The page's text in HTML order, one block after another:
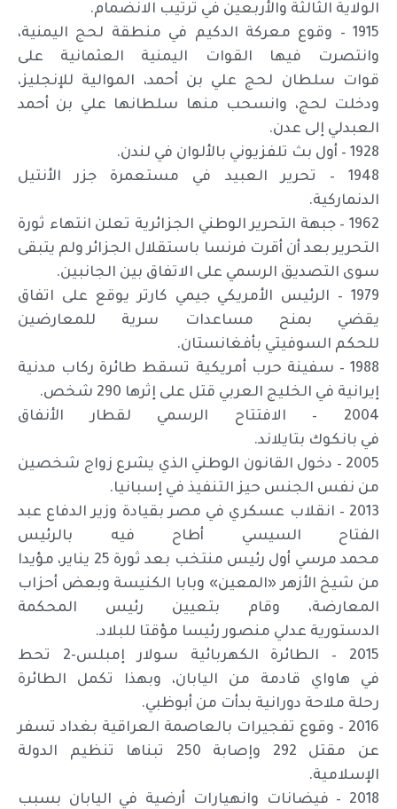
الولاية الثالثة والأربعين في ترتيب الانضمام.
1915 – وقوع معركة الدكيم في منطقة لحج اليمنية،
وانتصرت فيها القوات اليمنية العثمانية على
قوات سلطان لحج علي بن أحمد، الموالية للإنجليز،
ودخلت لحج، وانسحب منها سلطانها علي بن أحمد
العبدلي إلى عدن.
1928 – أول بث تلفزيوني بالألوان في لندن.
1948 – تحرير العبيد في مستعمرة جزر الأنتيل
الدنماركية.
1962 – جبهة التحرير الوطني الجزائرية تعلن انتهاء ثورة
التحرير بعد أن أقرت فرنسا باستقلال الجزائر ولم يتبقى
سوى التصديق الرسمي على الاتفاق بين الجانبين.
1979 – الرئيس الأمريكي جيمي كارتر يوقع على اتفاق
يقضي بمنح مساعدات سرية للمعارضين
للحكم السوفيتي بأفغانستان.
1988 – سفينة حرب أمريكية تسقط طائرة ركاب مدنية
إيرانية في الخليج العربي قتل على إثرها 290 شخص.
2004 – الافتتاح الرسمي لقطار الأنفاق
في بانكوك بتايلاند.
2005 – دخول القانون الوطني الذي يشرع زواج شخصين
من نفس الجنس حيز التنفيذ في إسبانيا.
2013 – انقلاب عسكري في مصر بقيادة وزير الدفاع عبد
الفتاح السيسي أطاح فيه بالرئيس
محمد مرسي أول رئيس منتخب بعد ثورة 25 يناير، مؤيدا
من شيخ الأزهر «المعين» وبابا الكنيسة وبعض أحزاب
المعارضة، وقام بتعيين رئيس المحكمة
الدستورية عدلي منصور رئيسا مؤقتا للبلاد.
2015 – الطائرة الكهربائية سولار إمبلس-2 تحط
في هاواي قادمة من اليابان، وبهذا تكمل الطائرة
رحلة ملاحة دورانية بدأت من أبوظبي.
2016 – وقوع تفجيرات بالعاصمة العراقية بغداد تسفر
عن مقتل 292 وإصابة 250 تبناها تنظيم الدولة
الإسلامية.
2018 – فيضانات وانهيارات أرضية في اليابان بسبب